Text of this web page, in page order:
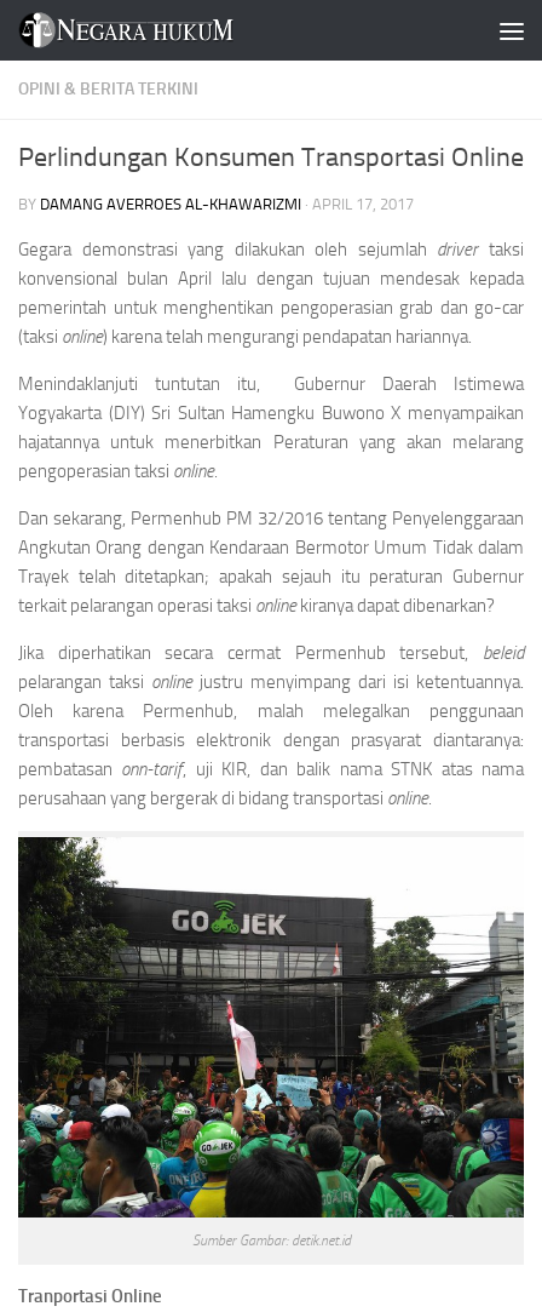
Skip to content
OPINI & BERITA TERKINI
Perlindungan Konsumen Transportasi Online
BY DAMANG AVERROES AL-KHAWARIZMI · APRIL 17, 2017
Gegara demonstrasi yang dilakukan oleh sejumlah drivertaksi
konvensional bulan April lalu dengan tujuan mendesak kepada
pemerintah untuk menghentikan pengoperasian grab dan go-car
(taksi online) karena telah mengurangi pendapatan hariannya.
Menindaklanjuti tuntutan itu, Gubernur Daerah Istimewa
Yogyakarta (DIY) Sri Sultan Hamengku Buwono X menyampaikan
hajatannya untuk menerbitkan Peraturan yang akan melarang
pengoperasian taksi online.
Dan sekarang, Permenhub PM 32/2016 tentang Penyelenggaraan
Angkutan Orang dengan Kendaraan Bermotor Umum Tidak dalam
Trayek telah ditetapkan; apakah sejauh itu peraturan Gubernur
terkait pelarangan operasi taksi onlinekiranya dapat dibenarkan?
Jika diperhatikan secara cermat Permenhub tersebut, beleid
pelarangan taksi onlinejustru menyimpang dari isi ketentuannya.
Oleh karena Permenhub, malah melegalkan penggunaan
transportasi berbasis elektronik dengan prasyarat diantaranya:
pembatasan onn-tarif, uji KIR, dan balik nama STNK atas nama
perusahaan yang bergerak di bidang transportasi online.
Sumber Gambar: detik.net.id
Tranportasi Online